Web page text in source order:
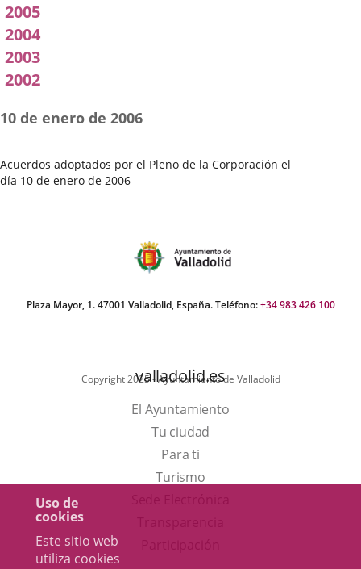
Uso de
cookies
Este sitio web
utiliza cookies
2005
2004
2003
2002
Acuerdos adoptados por el Pleno de la Corporación el
día 10 de enero de 2006
10 de enero de 2006
Plaza Mayor, 1. 47001 Valladolid, España. Teléfono:+34 983 426 100
Copyright 2025 - Ayuntamiento de Valladolid
valladolid.es
El Ayuntamiento
Tu ciudad
Para ti
TurismoEste